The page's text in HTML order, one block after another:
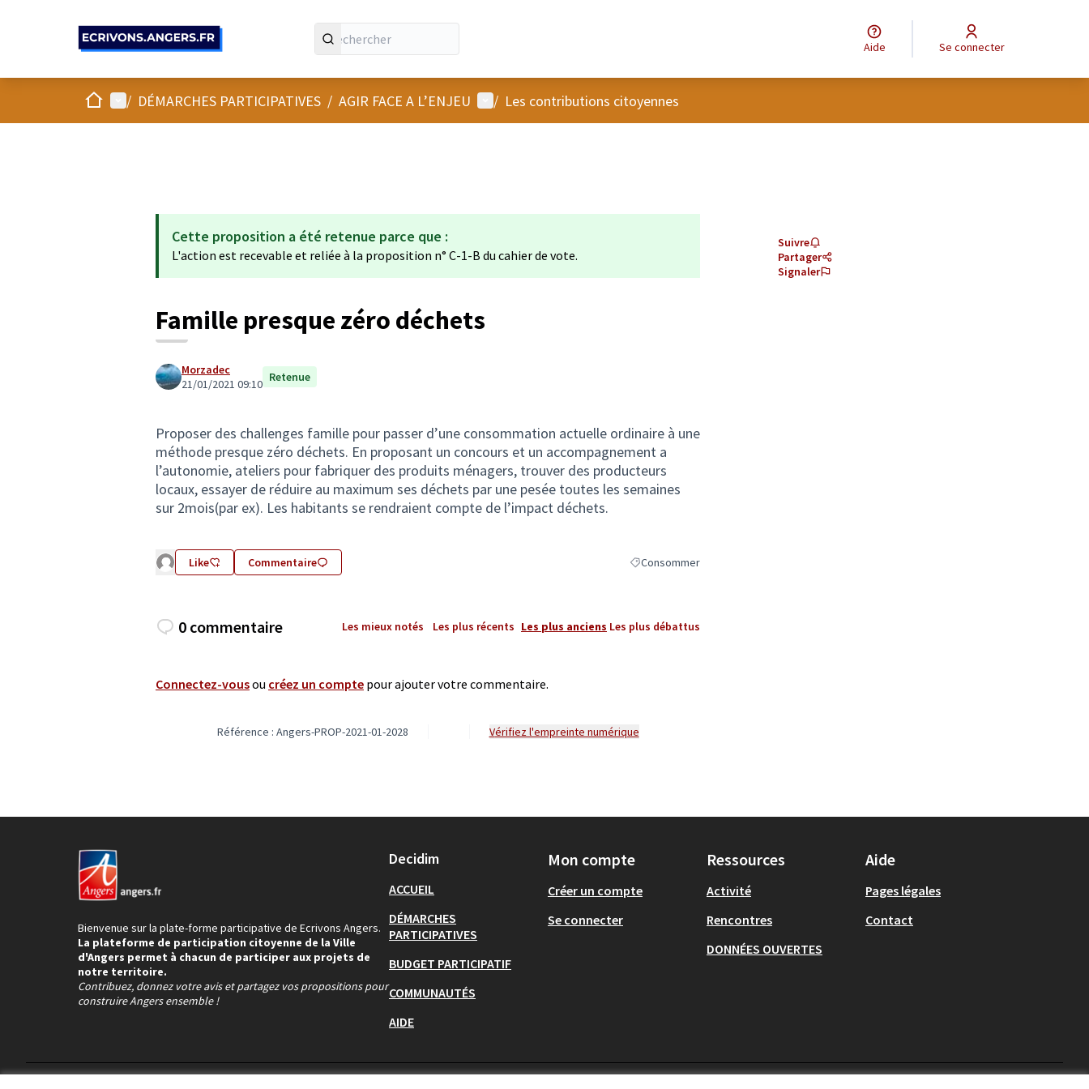
Aide Se connecter
AccueilMenu principal
/ DÉMARCHES PARTICIPATIVES / AGIR FACE A L’ENJEU Menu utilisateur
/ Les contributions citoyennes
Cette proposition a été retenue parce que :
L'action est recevable et reliée à la proposition n° C-1-B du cahier de vote.
Famille presque zéro déchets
Morzadec
21/01/2021 09:10 Retenue
Proposer des challenges famille pour passer d’une consommation actuelle ordinaire à une
méthode presque zéro déchets. En proposant un concours et un accompagnement a
l’autonomie, ateliers pour fabriquer des produits ménagers, trouver des producteurs
locaux, essayer de réduire au maximum ses déchets par une pesée toutes les semaines
sur 2mois(par ex). Les habitants se rendraient compte de l’impact déchets.
Like Commentaire Filtrer les résultats de la catégorie : Consommer
Consommer
Suivre
Partager
Signaler
0 commentaire Les mieux notés Les plus récents Les plus anciens Les plus débattus
Connectez-vousou créez un compte pour ajouter votre commentaire.
Référence : Angers-PROP-2021-01-2028 Vérifiez l'empreinte numérique
Bienvenue sur la plate-forme participative de Ecrivons Angers.
La plateforme de participation citoyenne de la Ville
d'Angers permet à chacun de participer aux projets de
notre territoire.
Contribuez, donnez votre avis et partagez vos propositions pour
construire Angers ensemble !
Decidim
ACCUEIL
DÉMARCHES
PARTICIPATIVES
BUDGET PARTICIPATIF
COMMUNAUTÉS
AIDE
Mon compte
Créer un compte
Se connecter
Ressources
Activité
Rencontres
DONNÉES OUVERTES
Aide
Pages légales
Contact